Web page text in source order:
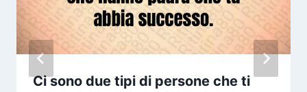
Ci sono due tipi di persone che ti